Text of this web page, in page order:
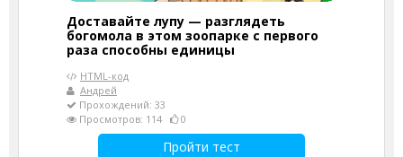
Доставайте лупу — разглядеть
богомола в этом зоопарке с первого
раза способны единицы
HTML-код
Андрей
Прохождений: 33
Просмотров: 114
0
Пройти тест